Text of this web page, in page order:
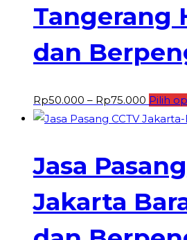
Tangerang
dan
Rp50.000 – Rp75.000
harga:
Pilih
Jasa
Jakarta